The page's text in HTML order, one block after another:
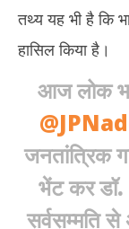
असम : हिमंत बिस्वा
सरकार बनाने का दावा
May
10,
2026
तथ्य यह भी है कि
हासिल किया है।
आज लोक
जनतांत्रिक
भेंट कर डॉ.
सर्वसम्मति